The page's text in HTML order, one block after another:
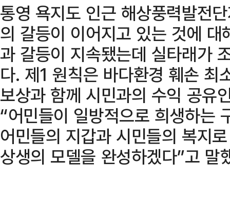
통영 욕지도 인근 해상풍력발전
의 갈등이 이어지고 있는 것에
과 갈등이 지속됐는데 실타래가
다. 제1 원칙은 바다환경 훼손 최
보상과 함께 시민과의 수익 공유
“어민들이 일방적으로 희생하는
어민들의 지갑과 시민들의 복지
상생의 모델을 완성하겠다”고 말